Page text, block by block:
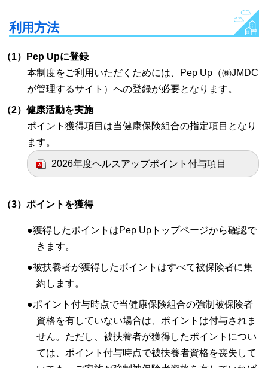
利用方法
（1）Pep Upに登録
本制度をご利用いただくためには、Pep Up（㈱JMDC
が管理するサイト）への登録が必要となります。
（2）健康活動を実施
ポイント獲得項目は当健康保険組合の指定項目となり
ます。
2026年度ヘルスアップポイント付与項目
（3）ポイントを獲得
●獲得したポイントはPep Upトップページから確認で
きます。
●被扶養者が獲得したポイントはすべて被保険者に集
約します。
●ポイント付与時点で当健康保険組合の強制被保険者
資格を有していない場合は、ポイントは付与されま
せん。ただし、被扶養者が獲得したポイントについ
ては、ポイント付与時点で被扶養者資格を喪失して